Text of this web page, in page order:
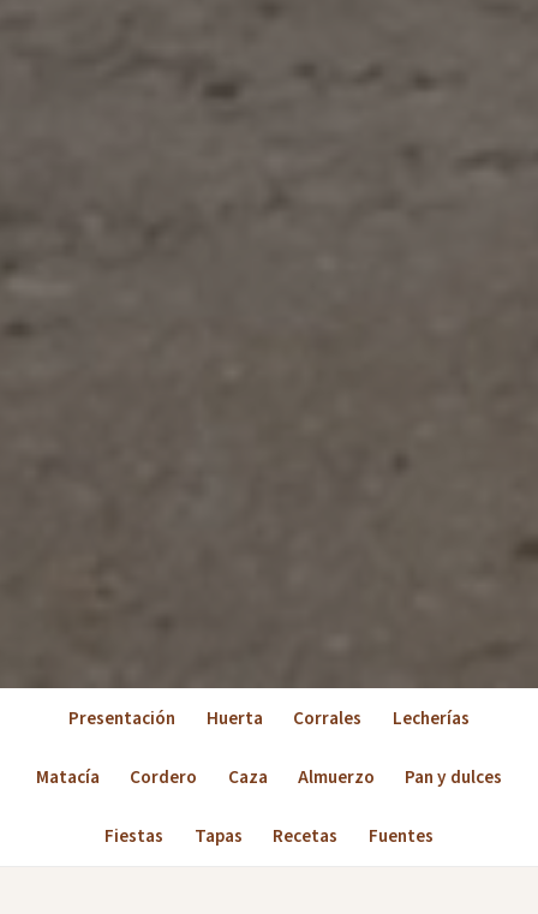
Presentación Huerta Corrales Lecherías
Matacía Cordero Caza Almuerzo Pan y dulces
Fiestas Tapas Recetas Fuentes